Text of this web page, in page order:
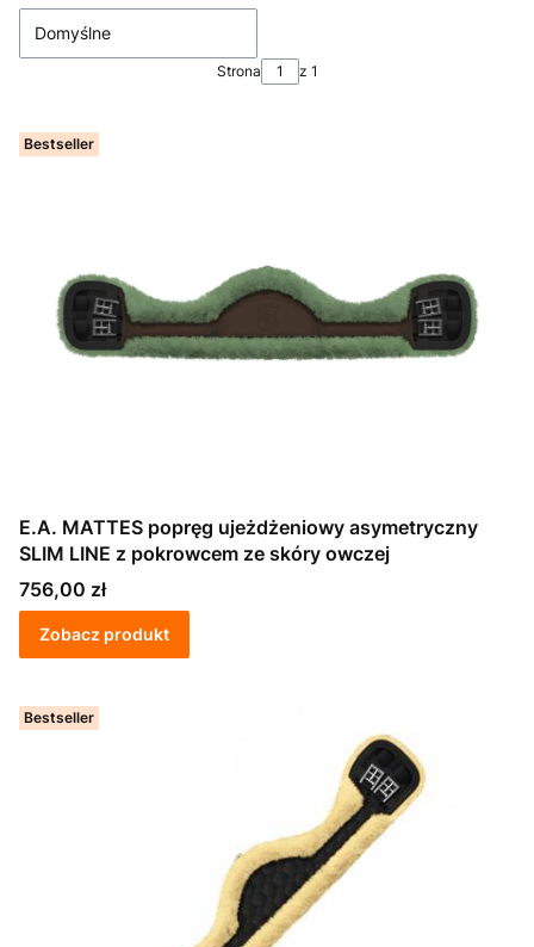
Domyślne
Strona z 1
Bestseller
E.A. MATTES popręg ujeżdżeniowy asymetryczny
SLIM LINE z pokrowcem ze skóry owczej
Cena
756,00 zł
Zobacz produkt
Bestseller